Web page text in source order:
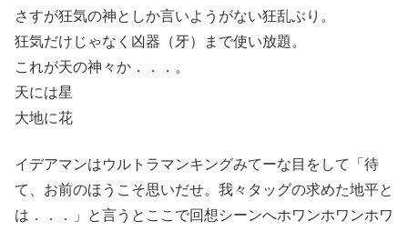
さすが狂気の神としか言いようがない狂乱ぶり。
狂気だけじゃなく凶器（牙）まで使い放題。
これが天の神々か．．．。
天には星
大地に花
イデアマンはウルトラマンキングみてーな目をして「待
て、お前のほうこそ思いだせ。我々タッグの求めた地平と
は．．．」と言うとここで回想シーンへホワンホワンホワ